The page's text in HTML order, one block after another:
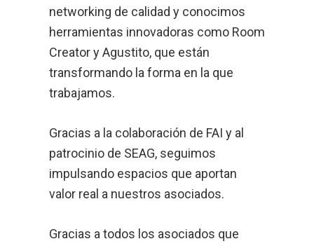
networking de calidad y conocimos
herramientas innovadoras como Room
Creator y Agustito, que están
transformando la forma en la que
trabajamos.
Gracias a la colaboración de FAI y al
patrocinio de SEAG, seguimos
impulsando espacios que aportan
valor real a nuestros asociados.
Gracias a todos los asociados que